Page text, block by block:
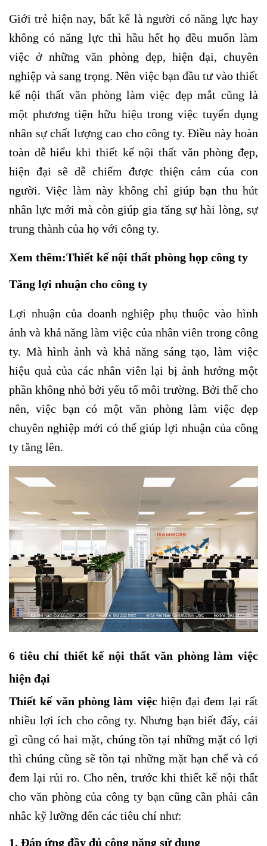
Giới trẻ hiện nay, bất kể là người có năng lực hay
không có năng lực thì hầu hết họ đều muốn làm
việc ở những văn phòng đẹp, hiện đại, chuyên
nghiệp và sang trọng. Nên việc bạn đầu tư vào thiết
kế nội thất văn phòng làm việc đẹp mắt cũng là
một phương tiện hữu hiệu trong việc tuyển dụng
nhân sự chất lượng cao cho công ty. Điều này hoàn
toàn dễ hiểu khi thiết kế nội thất văn phòng đẹp,
hiện đại sẽ dễ chiếm được thiện cảm của con
người. Việc làm này không chỉ giúp bạn thu hút
nhân lực mới mà còn giúp gia tăng sự hài lòng, sự
trung thành của họ với công ty.
Xem thêm:Thiết kế nội thất phòng họp công ty
Tăng lợi nhuận cho công ty
Lợi nhuận của doanh nghiệp phụ thuộc vào hình
ảnh và khả năng làm việc của nhân viên trong công
ty. Mà hình ảnh và khả năng sáng tạo, làm việc
hiệu quả của các nhân viên lại bị ảnh hưởng một
phần không nhỏ bởi yếu tố môi trường. Bởi thế cho
nên, việc bạn có một văn phòng làm việc đẹp
chuyên nghiệp mới có thể giúp lợi nhuận của công
ty tăng lên.
6 tiêu chí thiết kế nội thất văn phòng làm việc
hiện đại
Thiết kế văn phòng làm việchiện đại đem lại rất
nhiều lợi ích cho công ty. Nhưng bạn biết đấy, cái
gì cũng có hai mặt, chúng tồn tại những mặt có lợi
thì chúng cũng sẽ tồn tại những mặt hạn chế và có
đem lại rủi ro. Cho nên, trước khi thiết kế nội thất
cho văn phòng của công ty bạn cũng cần phải cân
nhắc kỹ lưỡng đến các tiêu chí như:
1. Đáp ứng đầy đủ công năng sử dụng